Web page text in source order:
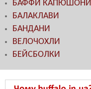
БАФФИ КАПЮШОНИ
БАЛАКЛАВИ
БАНДАНИ
ВЕЛОЧОХЛИ
БЕЙСБОЛКИ